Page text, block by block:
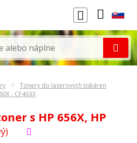
Tonery do laserových tiskáren
- CF463X
s HP 656X, HP